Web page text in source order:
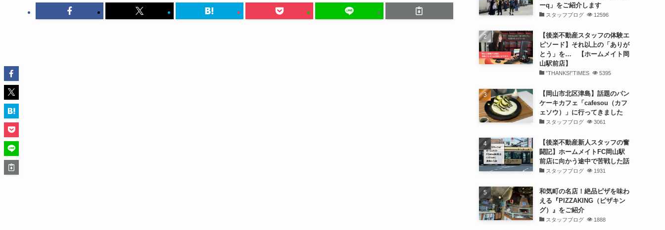
ーq」をご紹介します
スタッフブログ 12596
【後楽不動産スタッフの体験エ
ピソード】それ以上の「ありが
とう」を… 【ホームメイト岡
山駅前店】
”THANKS!”TIMES 5395
【岡山市北区津島】話題のパン
ケーキカフェ「cafesou（カフ
ェソウ）」に行ってきました
スタッフブログ 3061
【後楽不動産新人スタッフの奮
闘記】ホームメイトFC岡山駅
前店に向かう途中で苦戦した話
スタッフブログ 1931
和気町の名店！絶品ピザを味わ
える『PIZZAKING（ピザキン
グ）』をご紹介
スタッフブログ 1888